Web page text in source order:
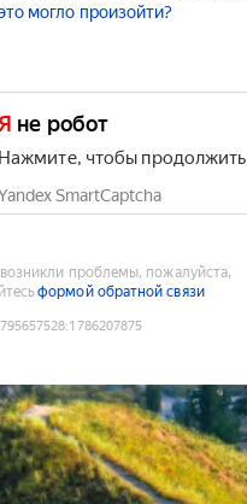
могло произойти?
Я не робот
Нажмите, чтобы продолжить
SmartCaptcha
возникли проблемы, пожалуйста,
формой обратной связи
:1786207875